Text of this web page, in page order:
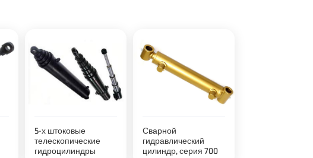
5-х штоковые
телескопические
гидроцилиндры
Сварной
гидравлический
цилиндр, серия 700